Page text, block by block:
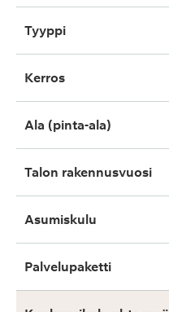
Tyyppi
Kerros
Ala (pinta-ala)
Talon rakennusvuosi
Asumiskulu
Palvelupaketti